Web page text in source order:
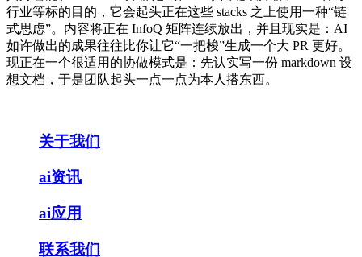
行业等标的目的，它会起头正在这些 stacks 之上使用一种“链
式思虑”。内容将正在 InfoQ 矩阵连续放出，并且现实是：AI
如许做出的成果往往比你让它“一把梭”生成一个大 PR 更好。
现正在一个很适用的协做模式是：先认实写一份 markdown 设
想文档，于是团队起头一点一点为本人搭东西。
关于我们
ai资讯
ai应用
联系我们